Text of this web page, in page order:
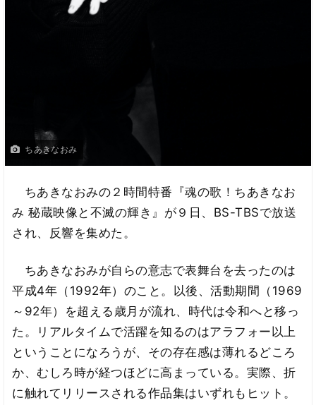
ちあきなおみ
ちあきなおみの２時間特番『魂の歌！ちあきなお
み 秘蔵映像と不滅の輝き』が９日、BS-TBSで放送
され、反響を集めた。
ちあきなおみが自らの意志で表舞台を去ったのは
平成4年（1992年）のこと。以後、活動期間（1969
～92年）を超える歳月が流れ、時代は令和へと移っ
た。リアルタイムで活躍を知るのはアラフォー以上
ということになろうが、その存在感は薄れるどころ
か、むしろ時が経つほどに高まっている。実際、折
に触れてリリースされる作品集はいずれもヒット。